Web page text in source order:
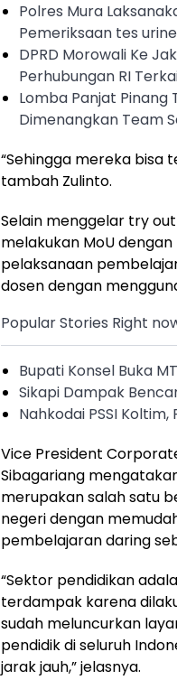
Polres Mura
Pemeriksaan tes
DPRD Morowali Ke
Perhubungan RI
Lomba Panjat
Dimenangkan Team
“Sehingga mereka bisa
tambah Zulinto.
Selain menggelar try out
melakukan MoU
pelaksanaan
dosen dengan
Popular Stories Right
Bupati Konsel Buka
Sikapi Dampak
Nahkodai PSSI
Vice President
Sibagariang
merupakan salah satu
negeri dengan
pembelajaran daring
“Sektor pendidikan
terdampak karena
sudah meluncurkan
pendidik di seluruh
jarak jauh,” jelasnya.